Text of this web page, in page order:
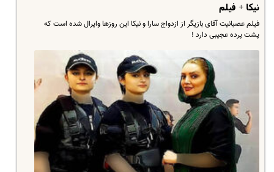
نیکا + فیلم
فیلم عصبانیت آقای بازیگر از ازدواج سارا و نیکا این روزها وایرال شده است که
پشت پرده عجیبی دارد !